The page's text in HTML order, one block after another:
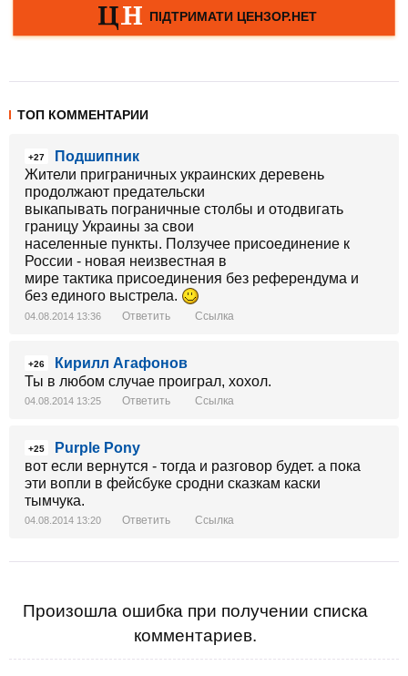
ТОП КОММЕНТАРИИ
+27
Подшипник
Жители приграничных украинских деревень
продолжают предательски
выкапывать пограничные столбы и отодвигать
границу Украины за свои
населенные пункты. Ползучее присоединение к
России - новая неизвестная в
мире тактика присоединения без референдума и
без единого выстрела.
04.08.2014 13:36 Ответить Ссылка
+26
Кирилл Агафонов
Ты в любом случае проиграл, хохол.
04.08.2014 13:25 Ответить Ссылка
+25
Purple Pony
вот если вернутся - тогда и разговор будет. а пока
эти вопли в фейсбуке сродни сказкам каски
тымчука.
04.08.2014 13:20 Ответить Ссылка
Произошла ошибка при получении списка
комментариев.